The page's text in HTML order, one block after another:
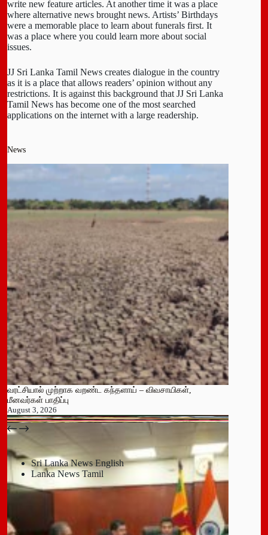
write new feature articles. At another time it was a place
where alternative news brought news. Artists’ Birthdays
were a memorable place to learn about funerals first. It
was a place where you could learn more about social
issues.
JJ Sri Lanka Tamil News creates dialogue in the country
as it is a place that allows readers’ opinion without any
restrictions. It is against this background that JJ Sri Lanka
Tamil News has become one of the most searched
applications on the internet with a large readership.
News
வரட்சியால் முற்றாக வறண்ட கந்தளாய் – விவசாயிகள்,
மீனவர்கள் பாதிப்பு
August 3, 2026
பதுளை மாநகர சபையின் NPP உறுப்பினர் திடீர் ராஜினாமா!
July 14, 2026
Sri Lanka News English
Lanka News Tamil